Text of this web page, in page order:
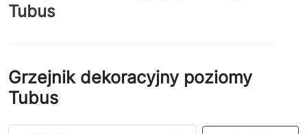
Tubus
Grzejnik dekoracyjny poziomy
Tubus